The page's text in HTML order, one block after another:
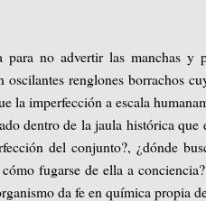
no advertir las manchas y
renglones borrachos
la imperfección a escala
dentro de la jaula histórica
del conjunto?, ¿dónde
fugarse de ella a
da fe en química propia